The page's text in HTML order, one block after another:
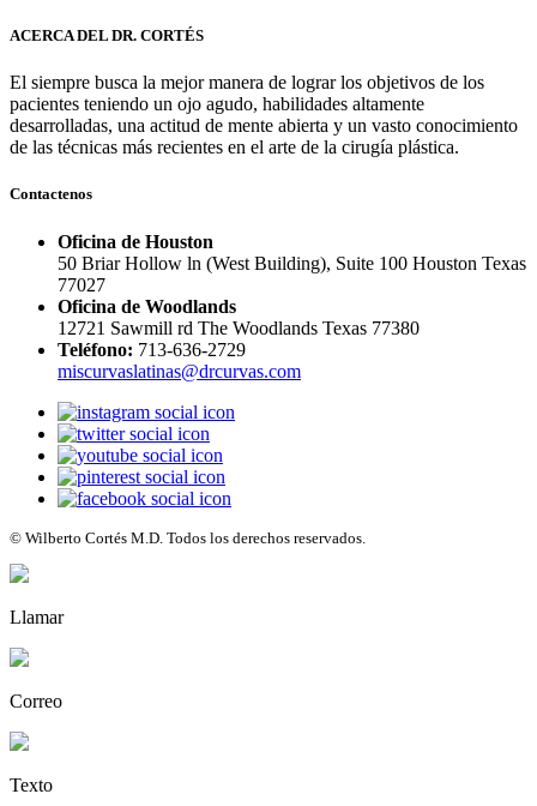
ACERCA DEL DR. CORTÉS
El siempre busca la mejor manera de lograr los objetivos de los
pacientes teniendo un ojo agudo, habilidades altamente
desarrolladas, una actitud de mente abierta y un vasto conocimiento
de las técnicas más recientes en el arte de la cirugía plástica.
Contactenos
Oficina de Houston
50 Briar Hollow ln (West Building), Suite 100 Houston Texas
77027
Oficina de Woodlands
12721 Sawmill rd The Woodlands Texas 77380
Teléfono: 713-636-2729
miscurvaslatinas@drcurvas.com
© Wilberto Cortés M.D. Todos los derechos reservados.
Llamar
Correo
Texto